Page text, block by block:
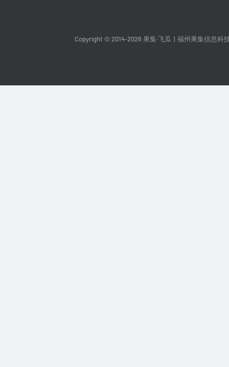
Copyright © 2014-2026 果集·飞瓜 福州果集信息科